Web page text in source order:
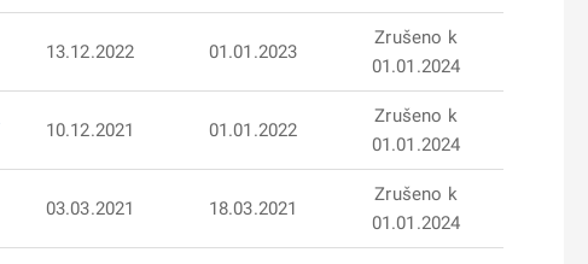
13.12.2022 01.01.2023
Zrušeno k
01.01.2024
10.12.2021 01.01.2022
Zrušeno k
01.01.2024
03.03.2021 18.03.2021
Zrušeno k
01.01.2024